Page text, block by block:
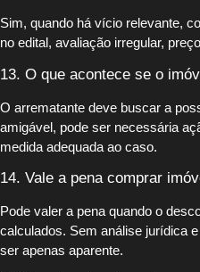
Sim, quando há vício relevante,
no edital, avaliação irregular,
13. O que acontece se o
O arrematante deve buscar a
amigável, pode ser necessária
medida adequada ao caso.
14. Vale a pena comprar
Pode valer a pena quando o
calculados. Sem análise jurídica
ser apenas aparente.